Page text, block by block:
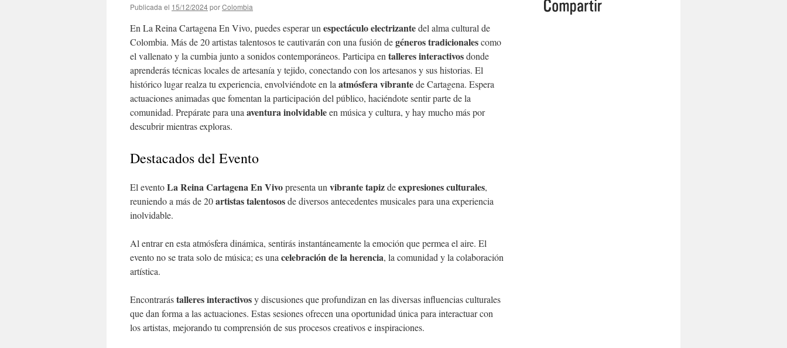
Publicada el 15/12/2024porColombia
En La Reina Cartagena En Vivo, puedes esperar un espectáculo electrizantedel alma cultural de
Colombia. Más de 20 artistas talentosos te cautivarán con una fusión degéneros tradicionalescomo
el vallenato y la cumbia junto a sonidos contemporáneos. Participa en talleres interactivosdonde
aprenderás técnicas locales de artesanía y tejido, conectando con los artesanos y sus historias. El
histórico lugar realza tu experiencia, envolviéndote en la atmósfera vibrantede Cartagena. Espera
actuaciones animadas que fomentan la participación del público, haciéndote sentir parte de la
comunidad. Prepárate para una aventura inolvidableen música y cultura, y hay mucho más por
descubrir mientras exploras.
Destacados del Evento
El eventoLa Reina Cartagena En Vivopresenta un vibrante tapizdeexpresiones culturales,
reuniendo a más de 20artistas talentososde diversos antecedentes musicales para una experiencia
inolvidable.
Al entrar en esta atmósfera dinámica, sentirás instantáneamente la emoción que permea el aire. El
evento no se trata solo de música; es una celebración de la herencia, la comunidad y la colaboración
artística.
Encontrarástalleres interactivosy discusiones que profundizan en las diversas influencias culturales
que dan forma a las actuaciones. Estas sesiones ofrecen una oportunidad única para interactuar con
los artistas, mejorando tu comprensión de sus procesos creativos e inspiraciones.